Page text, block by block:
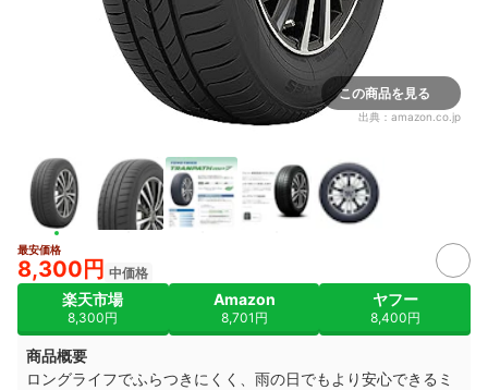
この商品を見る
出典： amazon.co.jp
最安価格
8,300円 中価格
楽天市場
8,300円
Amazon
8,701円
ヤフー
8,400円
商品概要
ロングライフでふらつきにくく、雨の日でもより安心できるミ